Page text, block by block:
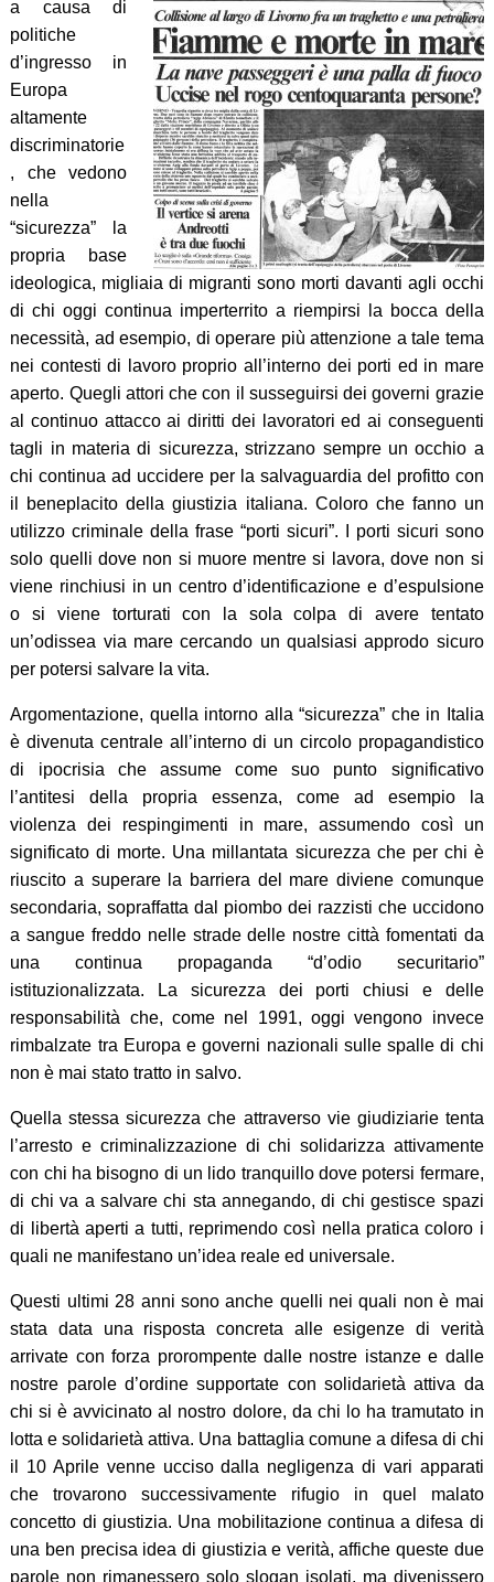
a causa di
politiche
d’ingresso in
Europa
altamente
discriminatorie
, che vedono
nella
“sicurezza” la
propria base
ideologica, migliaia di migranti sono morti davanti agli occhi
di chi oggi continua imperterrito a riempirsi la bocca della
necessità, ad esempio, di operare più attenzione a tale tema
nei contesti di lavoro proprio all’interno dei porti ed in mare
aperto. Quegli attori che con il susseguirsi dei governi grazie
al continuo attacco ai diritti dei lavoratori ed ai conseguenti
tagli in materia di sicurezza, strizzano sempre un occhio a
chi continua ad uccidere per la salvaguardia del profitto con
il beneplacito della giustizia italiana. Coloro che fanno un
utilizzo criminale della frase “porti sicuri”. I porti sicuri sono
solo quelli dove non si muore mentre si lavora, dove non si
viene rinchiusi in un centro d’identificazione e d’espulsione
o si viene torturati con la sola colpa di avere tentato
un’odissea via mare cercando un qualsiasi approdo sicuro
per potersi salvare la vita.
Argomentazione, quella intorno alla “sicurezza” che in Italia
è divenuta centrale all’interno di un circolo propagandistico
di ipocrisia che assume come suo punto significativo
l’antitesi della propria essenza, come ad esempio la
violenza dei respingimenti in mare, assumendo così un
significato di morte. Una millantata sicurezza che per chi è
riuscito a superare la barriera del mare diviene comunque
secondaria, sopraffatta dal piombo dei razzisti che uccidono
a sangue freddo nelle strade delle nostre città fomentati da
una continua propaganda “d’odio securitario”
istituzionalizzata. La sicurezza dei porti chiusi e delle
responsabilità che, come nel 1991, oggi vengono invece
rimbalzate tra Europa e governi nazionali sulle spalle di chi
non è mai stato tratto in salvo.
Quella stessa sicurezza che attraverso vie giudiziarie tenta
l’arresto e criminalizzazione di chi solidarizza attivamente
con chi ha bisogno di un lido tranquillo dove potersi fermare,
di chi va a salvare chi sta annegando, di chi gestisce spazi
di libertà aperti a tutti, reprimendo così nella pratica coloro i
quali ne manifestano un’idea reale ed universale.
Questi ultimi 28 anni sono anche quelli nei quali non è mai
stata data una risposta concreta alle esigenze di verità
arrivate con forza prorompente dalle nostre istanze e dalle
nostre parole d’ordine supportate con solidarietà attiva da
chi si è avvicinato al nostro dolore, da chi lo ha tramutato in
lotta e solidarietà attiva. Una battaglia comune a difesa di chi
il 10 Aprile venne ucciso dalla negligenza di vari apparati
che trovarono successivamente rifugio in quel malato
concetto di giustizia. Una mobilitazione continua a difesa di
una ben precisa idea di giustizia e verità, affiche queste due
parole non rimanessero solo slogan isolati, ma divenissero